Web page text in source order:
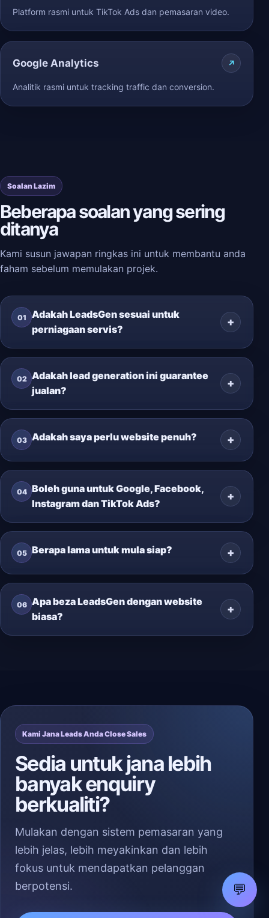
Platform rasmi untuk TikTok Ads dan pemasaran video.
Google Analytics
Analitik rasmi untuk tracking traffic dan conversion.
Soalan Lazim
Beberapa soalan yang sering
ditanya
Kami susun jawapan ringkas ini untuk membantu anda
faham sebelum memulakan projek.
01
Adakah LeadsGen sesuai untuk
perniagaan servis?
02 Adakah lead generation ini guarantee
jualan?
03 Adakah saya perlu website penuh?
04 Boleh guna untuk Google, Facebook,
Instagram dan TikTok Ads?
05 Berapa lama untuk mula siap?
06 Apa beza LeadsGen dengan website
biasa?
Kami Jana Leads Anda Close Sales
Sedia untuk jana lebih
banyak enquiry
berkualiti?
Mulakan dengan sistem pemasaran yang
lebih jelas, lebih meyakinkan dan lebih
fokus untuk mendapatkan pelanggan
berpotensi.
💬